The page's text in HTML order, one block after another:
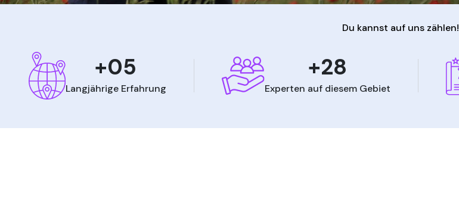
Du kannst auf uns zählen!
+05
Langjährige Erfahrung
+28
Experten auf diesem Gebiet